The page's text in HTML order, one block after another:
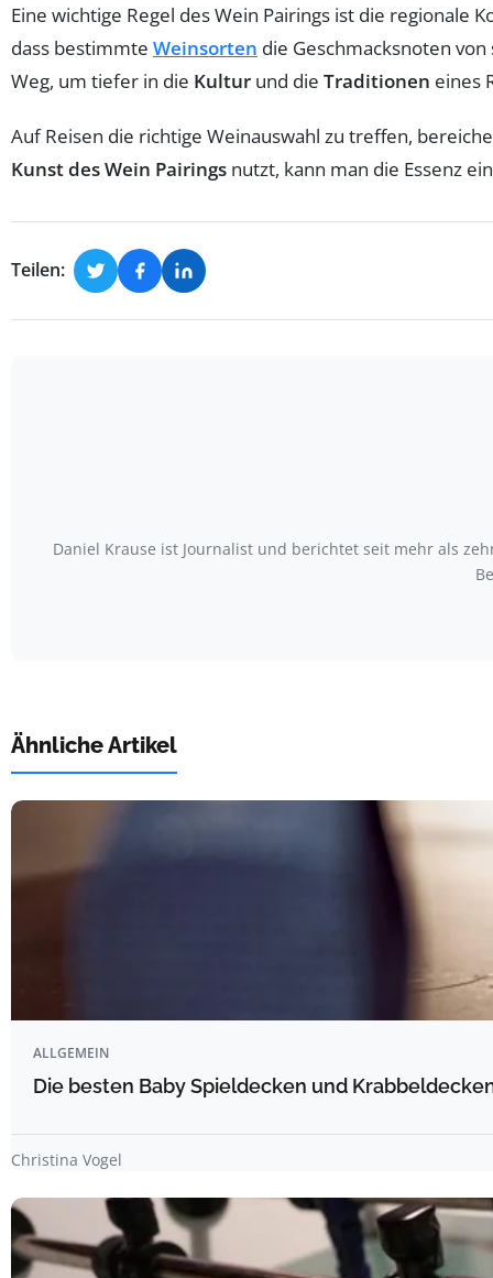
Eine wichtige Regel des Wein Pairings ist die regionale
dass bestimmte Weinsorten die Geschmacksnoten
Weg, um tiefer in die Kultur und die Traditionen eines
Auf Reisen die richtige Weinauswahl zu treffen,
Kunst des Wein Pairings nutzt, kann man die Essenz
Teilen:
Daniel Krause ist Journalist und berichtet seit mehr als
Ähnliche Artikel
ALLGEMEIN
Die besten Baby Spieldecken und
Christina Vogel